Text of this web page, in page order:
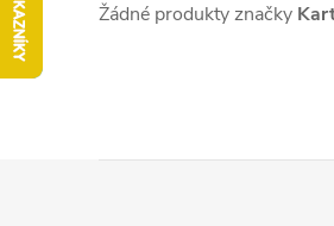
Žádné produkty značky